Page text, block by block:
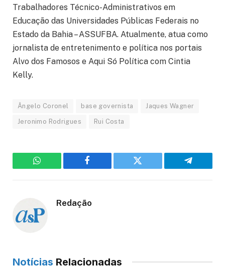
Trabalhadores Técnico-Administrativos em
Educação das Universidades Públicas Federais no
Estado da Bahia – ASSUFBA. Atualmente, atua como
jornalista de entretenimento e política nos portais
Alvo dos Famosos e Aqui Só Política com Cintia
Kelly.
Ângelo Coronel base governista Jaques Wagner
Jeronimo Rodrigues Rui Costa
WhatsApp Facebook Twitter Telegram
Redação
Notícias Relacionadas